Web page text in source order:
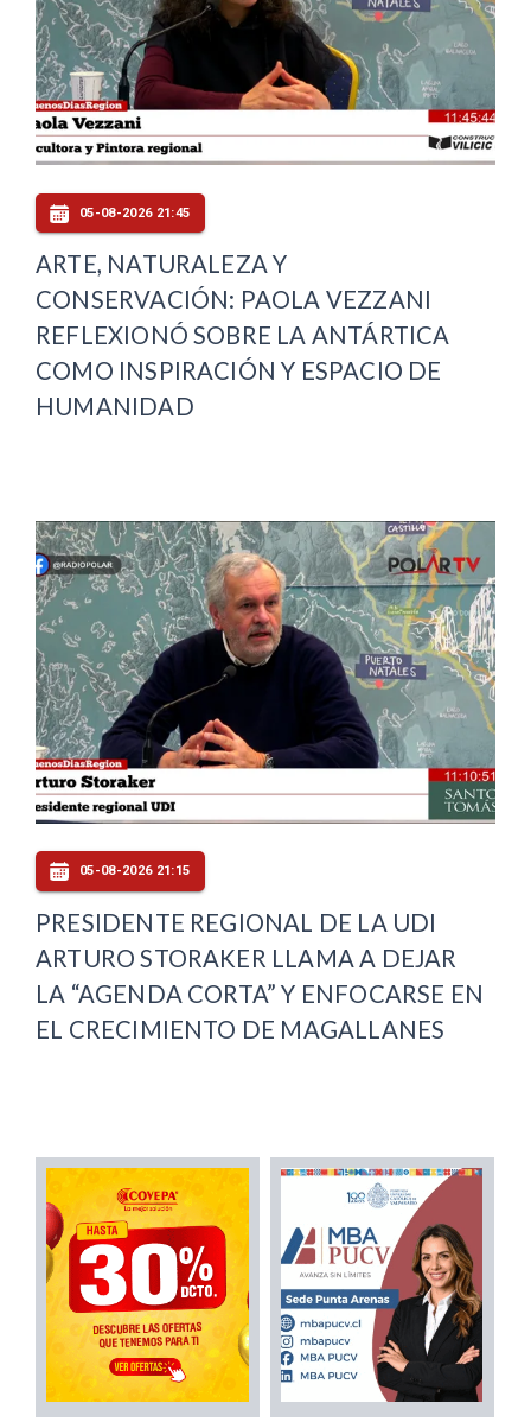
05-08-2026 21:45
ARTE, NATURALEZA Y
CONSERVACIÓN: PAOLA VEZZANI
REFLEXIONÓ SOBRE LA ANTÁRTICA
COMO INSPIRACIÓN Y ESPACIO DE
HUMANIDAD
05-08-2026 21:15
PRESIDENTE REGIONAL DE LA UDI
ARTURO STORAKER LLAMA A DEJAR
LA “AGENDA CORTA” Y ENFOCARSE EN
EL CRECIMIENTO DE MAGALLANES